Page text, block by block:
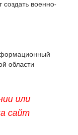
военно-
области
или
сайт